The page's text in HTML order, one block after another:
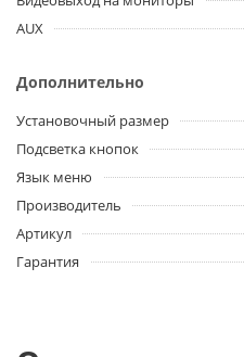
AUX
Дополнительно
Установочный размер
Подсветка кнопок
Язык меню
Производитель
Артикул
Гарантия